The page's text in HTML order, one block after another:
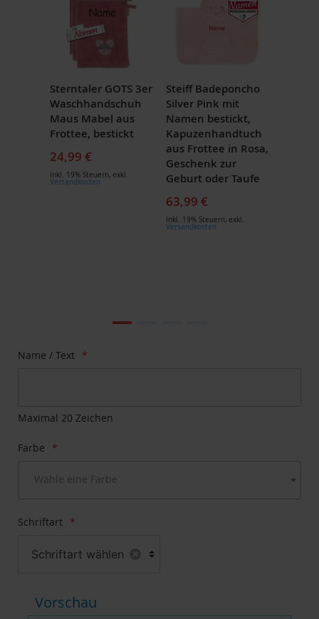
Bildgalerie
Zum
springen
Name / Text
Maximal 20 Zeichen
Farbe
Wähle eine Farbe
Schriftart
Schriftart wählen
Vorschau
Sterntaler GOTS 3er
Waschhandschuh
Maus Mabel aus
Frottee, bestickt
24,99 €
Inkl. 19% Steuern, exkl.
Versandkosten
Steiff Badeponcho
Silver Pink mit
Namen bestickt,
Kapuzenhandtuch
aus Frottee in Rosa,
Geschenk zur
Geburt oder Taufe
63,99 €
Inkl. 19% Steuern, exkl.
Versandkosten